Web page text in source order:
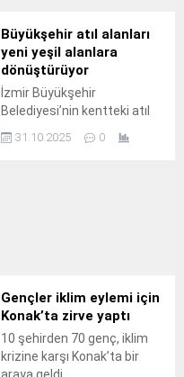
Büyükşehir atıl alanları
yeni yeşil alanlara
dönüştürüyor
İzmir Büyükşehir
Belediyesi’nin kentteki atıl
dönüştürme çalışmaları
31.10.2025 0
Gençler iklim eylemi için
Konak’ta zirve yaptı
10 şehirden 70 genç, iklim
krizine karşı Konak’ta bir
araya geldi.